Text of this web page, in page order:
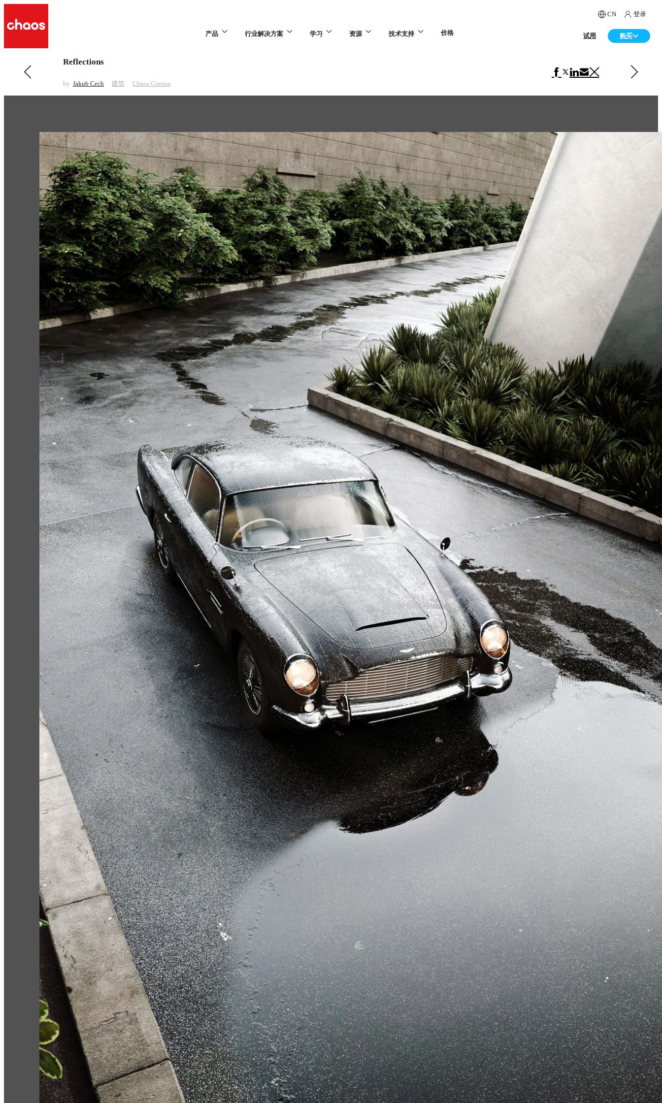
CN 登录
产品 行业解决方案 学习 资源 技术支持 价格 试用 购买
前一 建筑
Architectural Concept Art
Reflections
by Jakub Cech 建筑 Chaos Corona
Kitten